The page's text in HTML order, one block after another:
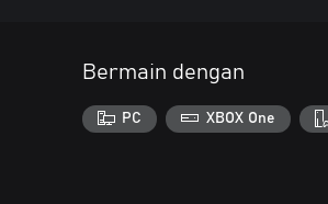
Bermain dengan
PC XBOX One